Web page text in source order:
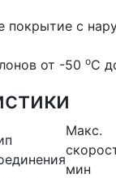
покрытие с
от -50 оС
Макс.
мин